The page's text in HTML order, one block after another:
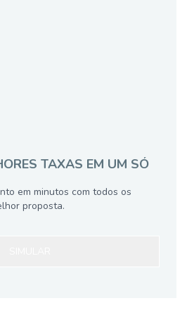
TAXAS EM UM SÓ
em minutos com todos os
proposta.